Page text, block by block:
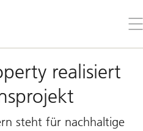
Sie
realisiert
steht für nachhaltige